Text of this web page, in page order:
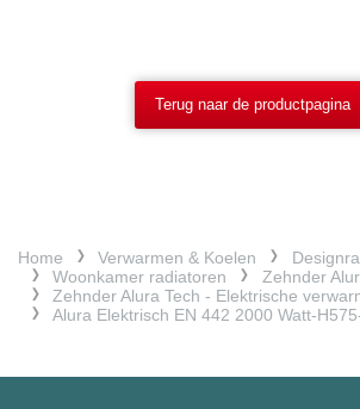
Terug naar de productpagina
Home Verwarmen & Koelen
Woonkamer radiatoren
Zehnder
Zehnder Alura Tech - Elektrische
Alura Elektrisch EN 442 2000 Watt-